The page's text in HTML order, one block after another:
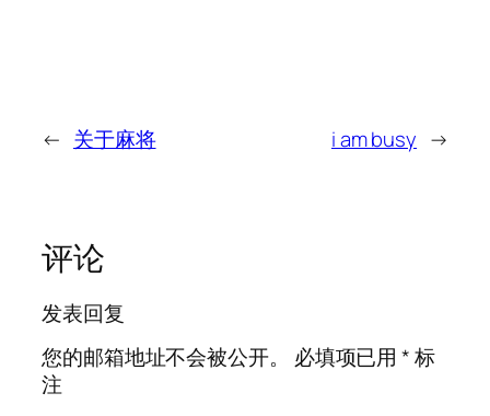
← 关于麻将 i am busy →
评论
发表回复
您的邮箱地址不会被公开。
必填项已用*标
注